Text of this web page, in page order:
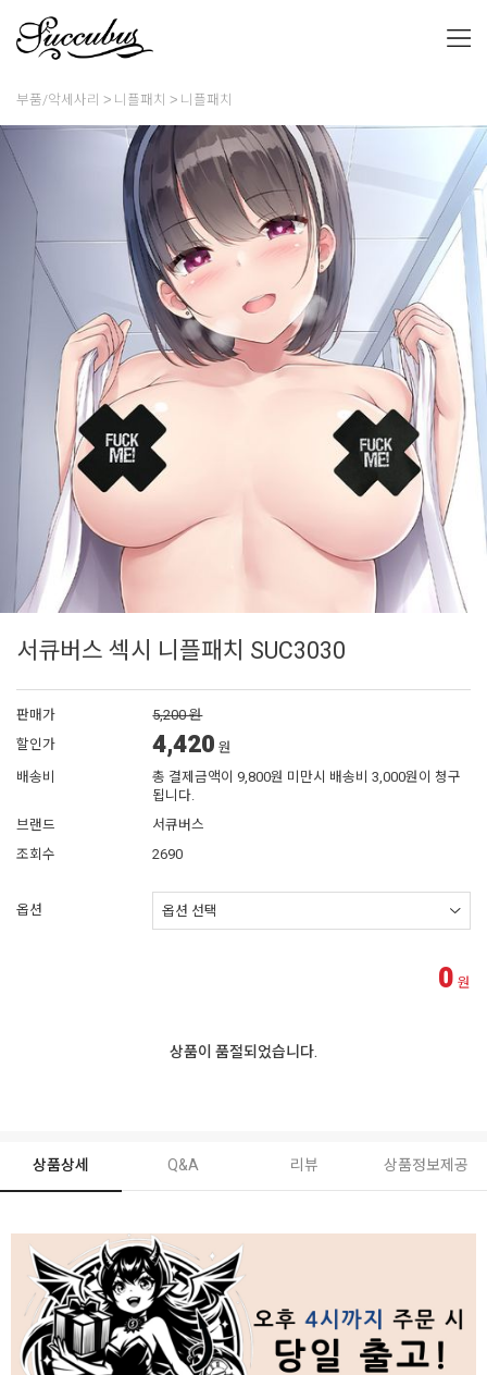
부품/악세사리 니플패치 니플패치
서큐버스 섹시 니플패치 SUC3030
판매가
5,200 원
할인가
4,420 원
배송비
총 결제금액이 9,800원 미만시 배송비 3,000원이 청구
됩니다.
브랜드
서큐버스
조회수
2690
옵션
0 원
상품이 품절되었습니다.
상품상세 Q&A 리뷰 상품정보제공